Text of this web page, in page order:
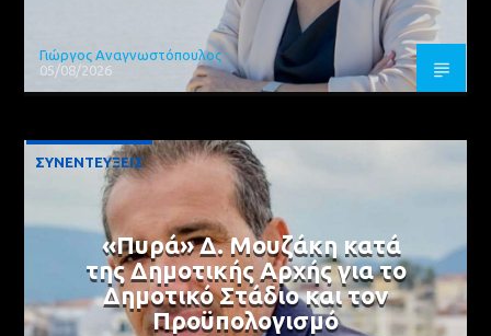
Γιώργος Αναγνωστόπουλος
05/08/2026
ΣΥΝΕΝΤΕΥΞΕΙΣ
«Πυρά» Δ. Μουζάκη κατά
της Δημοτικής Αρχής για το
Δημοτικό Στάδιο και τον
Προϋπολογισμό